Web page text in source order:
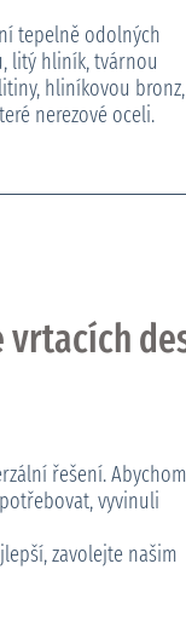
tepelně odolných
litý hliník, tvárnou
hliníkovou bronz,
nerezové oceli.
vrtacích
řešení. Abychom
vyvinuli
zavolejte našim